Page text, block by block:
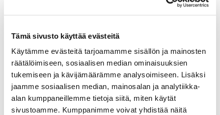
Tämä sivusto käyttää evästeitä
Käytämme evästeitä tarjoamamme sisällön ja mainosten
räätälöimiseen, sosiaalisen median ominaisuuksien
tukemiseen ja kävijämäärämme analysoimiseen. Lisäksi
jaamme sosiaalisen median, mainosalan ja analytiikka-
alan kumppaneillemme tietoja siitä, miten käytät
sivustoamme. Kumppanimme voivat yhdistää näitä
Golf jäsenyys
Valitse seura: